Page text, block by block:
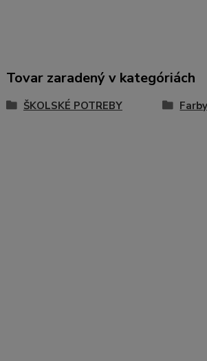
Tovar zaradený v kategóriách
ŠKOLSKÉ POTREBY